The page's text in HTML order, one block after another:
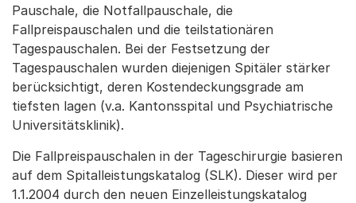
Pauschale, die Notfallpauschale, die
Fallpreispauschalen und die teilstationären
Tagespauschalen. Bei der Festsetzung der
Tagespauschalen wurden diejenigen Spitäler stärker
berücksichtigt, deren Kostendeckungsgrade am
tiefsten lagen (v.a. Kantonsspital und Psychiatrische
Universitätsklinik).
Die Fallpreispauschalen in der Tageschirurgie basieren
auf dem Spitalleistungskatalog (SLK). Dieser wird per
1.1.2004 durch den neuen Einzelleistungskatalog